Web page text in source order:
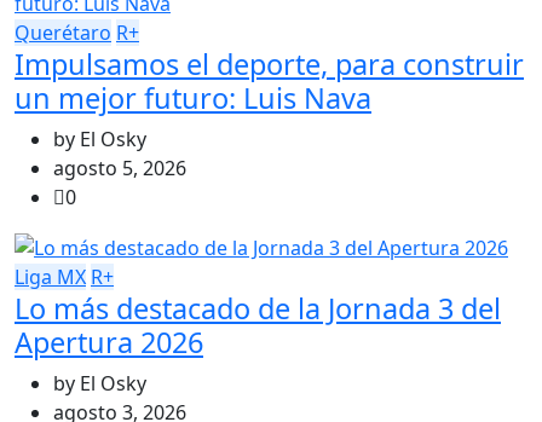
Querétaro R+
Impulsamos el deporte, para construir
un mejor futuro: Luis Nava
by El Osky
agosto 5, 2026
0
Liga MX R+
Lo más destacado de la Jornada 3 del
Apertura 2026
by El Osky
agosto 3, 2026